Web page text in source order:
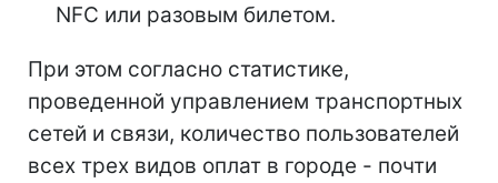
NFC или разовым билетом.
При этом согласно статистике,
проведенной управлением транспортных
сетей и связи, количество пользователей
всех трех видов оплат в городе - почти